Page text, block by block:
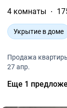
4 комнаты
Укрытие в доме
Продажа
27 апр.
Еще 1